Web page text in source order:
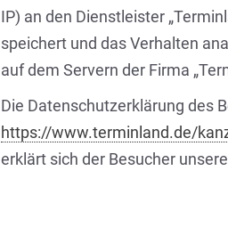
IP) an den Dienstleister
speichert und das Verhalten
auf dem Servern der Firma
Die Datenschutzerklärung des
https://www.terminland.de/
erklärt sich der Besucher